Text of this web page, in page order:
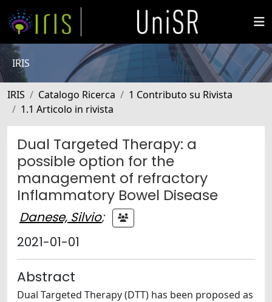
IRIS
IRIS Catalogo Ricerca
1 Contributo su Rivista
1.1 Articolo in rivista
Dual Targeted Therapy: a
possible option for the
management of refractory
Inflammatory Bowel Disease
Danese, Silvio;
2021-01-01
Abstract
Dual Targeted Therapy (DTT) has been proposed as